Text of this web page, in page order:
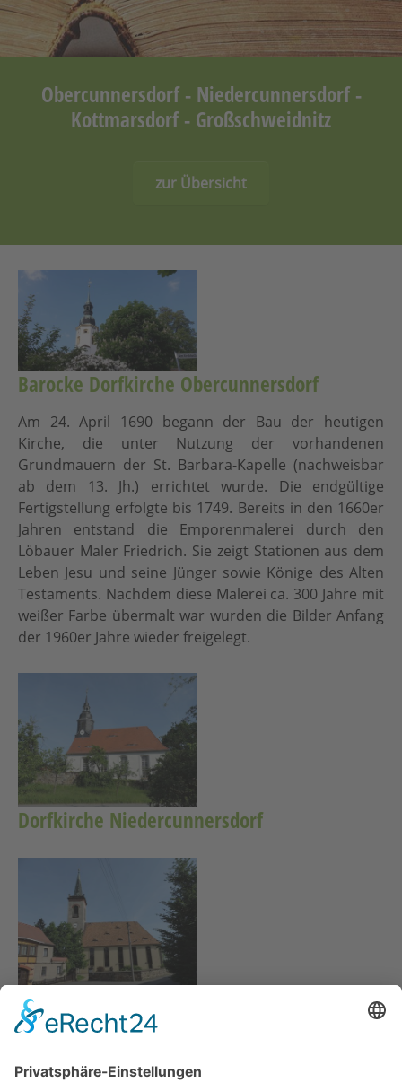
Obercunnersdorf - Niedercunnersdorf -
Kottmarsdorf - Großschweidnitz
zur Übersicht
Barocke Dorfkirche Obercunnersdorf
Am 24. April 1690 begann der Bau der heutigen
Kirche, die unter Nutzung der vorhandenen
Grundmauern der St. Barbara-Kapelle (nachweisbar
ab dem 13. Jh.) errichtet wurde. Die endgültige
Fertigstellung erfolgte bis 1749. Bereits in den 1660er
Jahren entstand die Emporenmalerei durch den
Löbauer Maler Friedrich. Sie zeigt Stationen aus dem
Leben Jesu und seine Jünger sowie Könige des Alten
Testaments. Nachdem diese Malerei ca. 300 Jahre mit
weißer Farbe übermalt war wurden die Bilder Anfang
der 1960er Jahre wieder freigelegt.
Dorfkirche Niedercunnersdorf
Dorfkirche Kottmarsdorf
Home